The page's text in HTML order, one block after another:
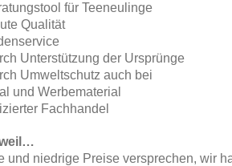
für Teeneulinge
Qualität
Unterstützung der Ursprünge
Umweltschutz auch bei
und Werbematerial
Fachhandel
und niedrige Preise versprechen, wir